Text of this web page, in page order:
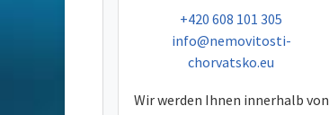
tel:
+420 608 101 305
e-mail:
info@nemovitosti-
chorvatsko.eu
Wir werden Ihnen innerhalb von